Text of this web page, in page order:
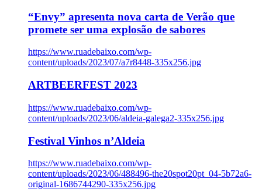
“Envy” apresenta nova carta de Verão que
promete ser uma explosão de sabores
https://www.ruadebaixo.com/wp-
content/uploads/2023/07/a7r8448-335x256.jpg
ARTBEERFEST 2023
https://www.ruadebaixo.com/wp-
content/uploads/2023/06/aldeia-galega2-335x256.jpg
Festival Vinhos n’Aldeia
https://www.ruadebaixo.com/wp-
content/uploads/2023/06/488496-the20spot20pt_04-5b72a6-
original-1686744290-335x256.jpg